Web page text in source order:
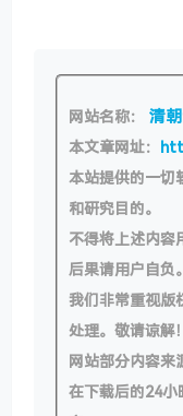
网站名称： 清
本文章网址：
本站提供的一切
和研究目的。
不得将上述内容
后果请用户自负
我们非常重视版
处理。敬请谅解
网站部分内容来
在下载后的24小